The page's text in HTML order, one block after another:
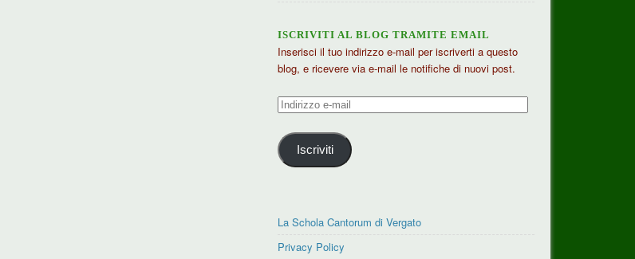
ISCRIVITI AL BLOG TRAMITE EMAIL
Inserisci il tuo indirizzo e-mail per iscriverti a questo
blog, e ricevere via e-mail le notifiche di nuovi post.
Indirizzo
mail
Iscriviti
La Schola Cantorum di Vergato
Privacy Policy